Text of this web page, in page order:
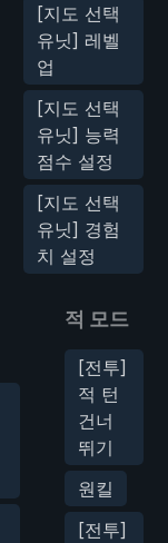
[지도 선택
유닛] 레벨
업
[지도 선택
유닛] 능력
점수 설정
[지도 선택
유닛] 경험
치 설정
적 모드
[전투]
적 턴
건너
뛰기
원킬
[전투]